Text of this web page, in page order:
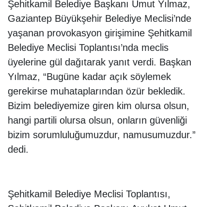
Şehitkamil Belediye Başkanı Umut Yılmaz,
Gaziantep Büyükşehir Belediye Meclisi’nde
yaşanan provokasyon girişimine Şehitkamil
Belediye Meclisi Toplantısı’nda meclis
üyelerine gül dağıtarak yanıt verdi. Başkan
Yılmaz, “Bugüne kadar açık söylemek
gerekirse muhataplarından özür bekledik.
Bizim belediyemize giren kim olursa olsun,
hangi partili olursa olsun, onların güvenliği
bizim sorumluluğumuzdur, namusumuzdur.”
dedi.
Şehitkamil Belediye Meclisi Toplantısı,